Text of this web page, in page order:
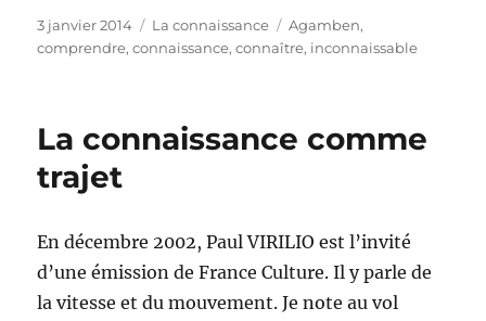
Publié
le
3 janvier 2014 Catégories
La connaissance Étiquettes
Agamben,
comprendre,connaissance,connaître, inconnaissable
La connaissance comme
trajet
En décembre 2002, Paul VIRILIO est l’invité
d’une émission de France Culture. Il y parle de
la vitesse et du mouvement. Je note au vol